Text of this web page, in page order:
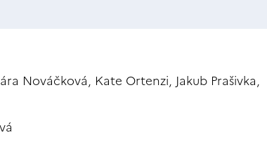
Nováčková, Kate Ortenzi, Jakub Prašivka,